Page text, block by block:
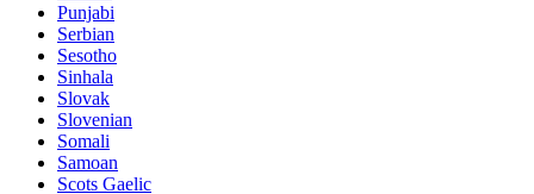
Punjabi
Serbian
Sesotho
Sinhala
Slovak
Slovenian
Somali
Samoan
Scots Gaelic